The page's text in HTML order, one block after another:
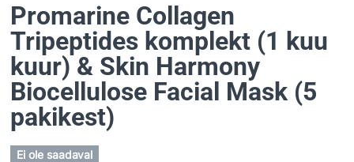
Promarine Collagen
Tripeptides komplekt (1 kuu
kuur) & Skin Harmony
Biocellulose Facial Mask (5
pakikest)
Ei ole saadaval